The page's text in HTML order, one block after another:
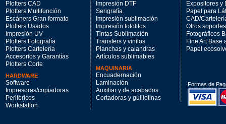
Plotters CAD
Plotters Multifunción
Escáners Gran formato
Plotters Usados
Impresión UV
Plotters Fotografía
Plotters Cartelería
Accesorios y Garantías
Plotters Corte
HARDWARE
Software
Impresoras/copiadoras
Periféricos
Workstation
Impresión DTF
Serigrafía
Impresión sublimación
Impresión fotolitos
Tintas Sublimación
Transfers y vinilos
Planchas y calandras
Artículos sublimables
MAQUINARIA
Encuadernación
Laminación
Auxiliar y de acabados
Cortadoras y guillotinas
Expositores y
Papel para
CAD/
Otros soportes
Fotográficos
Fine Art Base
Papel
Formas de